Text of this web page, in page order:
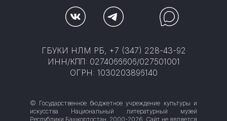
ГБУКИ НЛМ РБ, +7 (347) 228-43-92
ИНН/КПП: 0274066606/027501001
ОГРН: 1030203896140
© Государственное бюджетное учреждение культуры и
искусства Национальный литературный музей
Республики Башкортостан, 2000-2026. Сайт не является